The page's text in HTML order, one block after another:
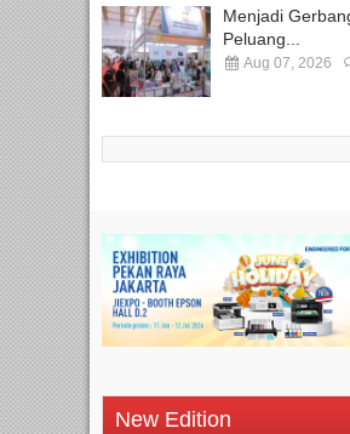
Menjadi
Peluang...
Aug 07, 2026
New Edition